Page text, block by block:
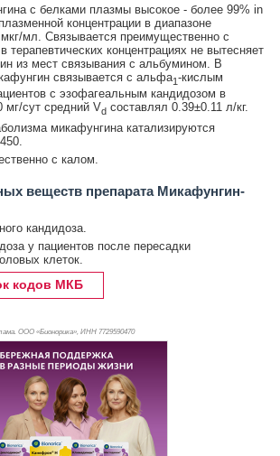
с белками плазмы высокое - более 99% in
концентрации в диапазоне
мкг/мл. Связывается преимущественно с
терапевтических концентрациях не вытесняет
из мест связывания с альбумином. В
связывается с альфа1-кислым
с эзофагеальным кандидозом в
мг/сут средний Vd составлял 0.39±0.11 л/кг.
микафунгина катализируются
с калом.
веществ препарата Микафунгин-
кандидоза.
у пациентов после пересадки
клеток.
кодов МКБ
ООО «Бионорика», ИНН 7729590470